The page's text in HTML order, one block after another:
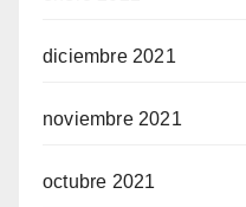
diciembre 2021
noviembre 2021
octubre 2021